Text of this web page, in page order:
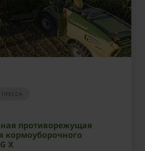
ПРЕССА
противорежущая
кормоуборочного
X